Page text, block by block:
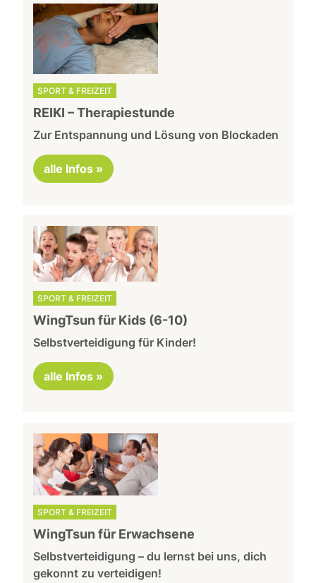
SPORT & FREIZEIT
REIKI – Therapiestunde
Zur Entspannung und Lösung von Blockaden
alle Infos »
SPORT & FREIZEIT
WingTsun für Kids (6-10)
Selbstverteidigung für Kinder!
alle Infos »
SPORT & FREIZEIT
WingTsun für Erwachsene
Selbstverteidigung – du lernst bei uns, dich
gekonnt zu verteidigen!